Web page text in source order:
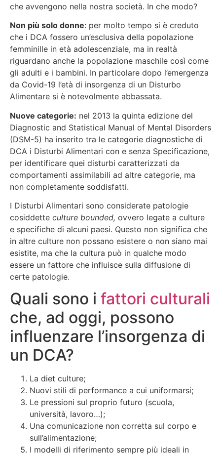
che avvengono nella nostra società. In che modo?
Non più solo donne: per molto tempo si è creduto
che i DCA fossero un’esclusiva della popolazione
femminille in età adolescenziale, ma in realtà
riguardano anche la popolazione maschile così come
gli adulti e i bambini. In particolare dopo l’emergenza
da Covid-19 l’età di insorgenza di un Disturbo
Alimentare si è notevolmente abbassata.
Nuove categorie: nel 2013 la quinta edizione del
Diagnostic and Statistical Manual of Mental Disorders
(DSM-5) ha inserito tra le categorie diagnostiche di
DCA i Disturbi Alimentari con e senza Specificazione,
per identificare quei disturbi caratterizzati da
comportamenti assimilabili ad altre categorie, ma
non completamente soddisfatti.
I Disturbi Alimentari sono considerate patologie
cosiddette culture bounded, ovvero legate a culture
e specifiche di alcuni paesi. Questo non significa che
in altre culture non possano esistere o non siano mai
esistite, ma che la cultura può in qualche modo
essere un fattore che influisce sulla diffusione di
certe patologie.
Quali sono i fattori culturali
che, ad oggi, possono
influenzare l’insorgenza di
un DCA?
La diet culture;
Nuovi stili di performance a cui uniformarsi;
Le pressioni sul proprio futuro (scuola,
università, lavoro…);
Una comunicazione non corretta sul corpo e
sull’alimentazione;
I modelli di riferimento sempre più ideali in